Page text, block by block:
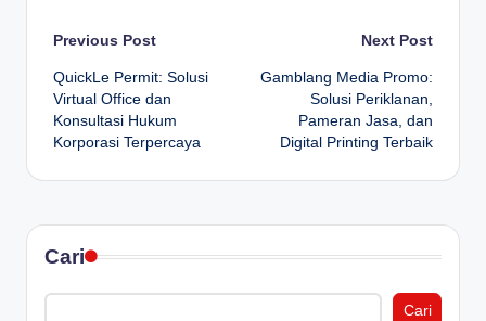
Post
navigation
Previous Post
QuickLe Permit: Solusi
Virtual Office dan
Konsultasi Hukum
Korporasi Terpercaya
Next Post
Gamblang Media Promo:
Solusi Periklanan,
Pameran Jasa, dan
Digital Printing Terbaik
Cari
Cari